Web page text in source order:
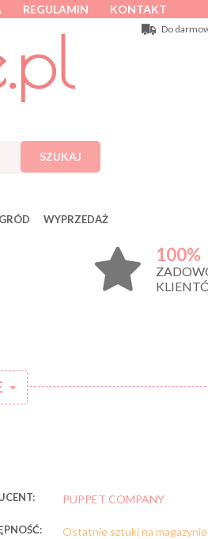
REGULAMIN KONTAKT
Do
SZUKAJ
WYPRZEDAŻ
100%
PUPPET COMPANY
Ostatnie sztuki na